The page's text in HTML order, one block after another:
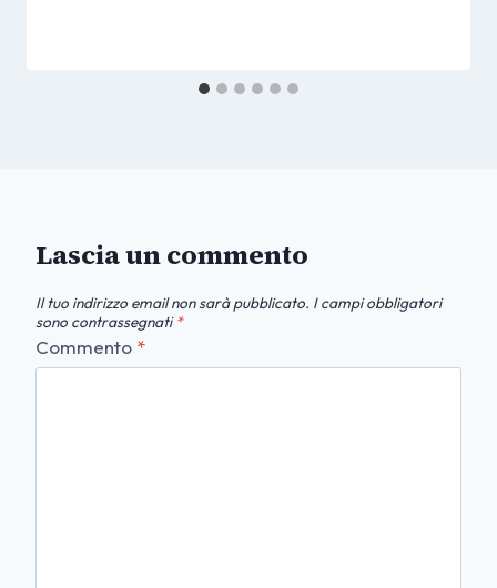
Lascia un commento
Il tuo indirizzo email non sarà pubblicato. I campi obbligatori
sono contrassegnati*
Commento *